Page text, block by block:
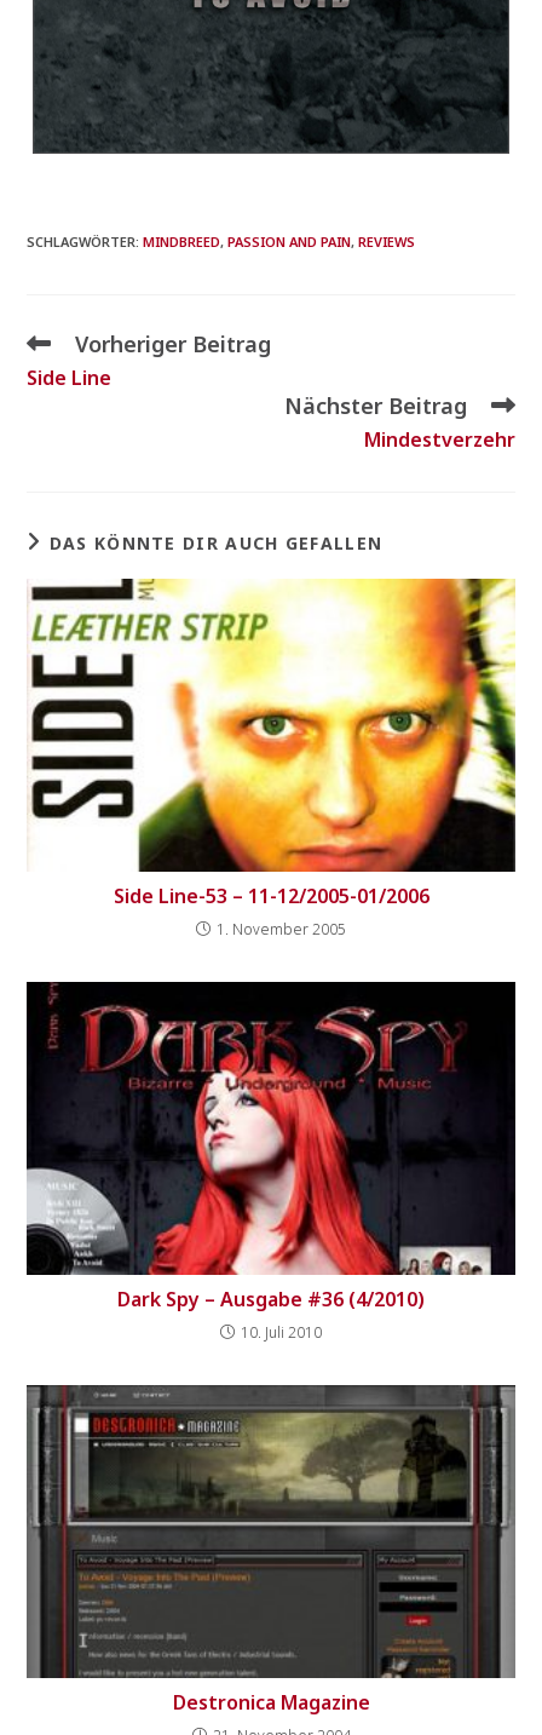
SCHLAGWÖRTER:MINDBREED, PASSION AND PAIN, REVIEWS
Vorheriger Beitrag
Side Line
Nächster Beitrag
Mindestverzehr
DAS KÖNNTE DIR AUCH GEFALLEN
Side Line-53 – 11-12/2005-01/2006
1. November 2005
Dark Spy – Ausgabe #36 (4/2010)
10. Juli 2010
Destronica Magazine